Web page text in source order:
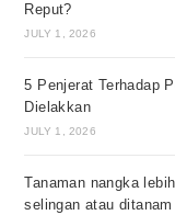
Reput?
JULY 1, 2026
5 Penjerat Terhadap
Dielakkan
JULY 1, 2026
Tanaman nangka
selingan atau